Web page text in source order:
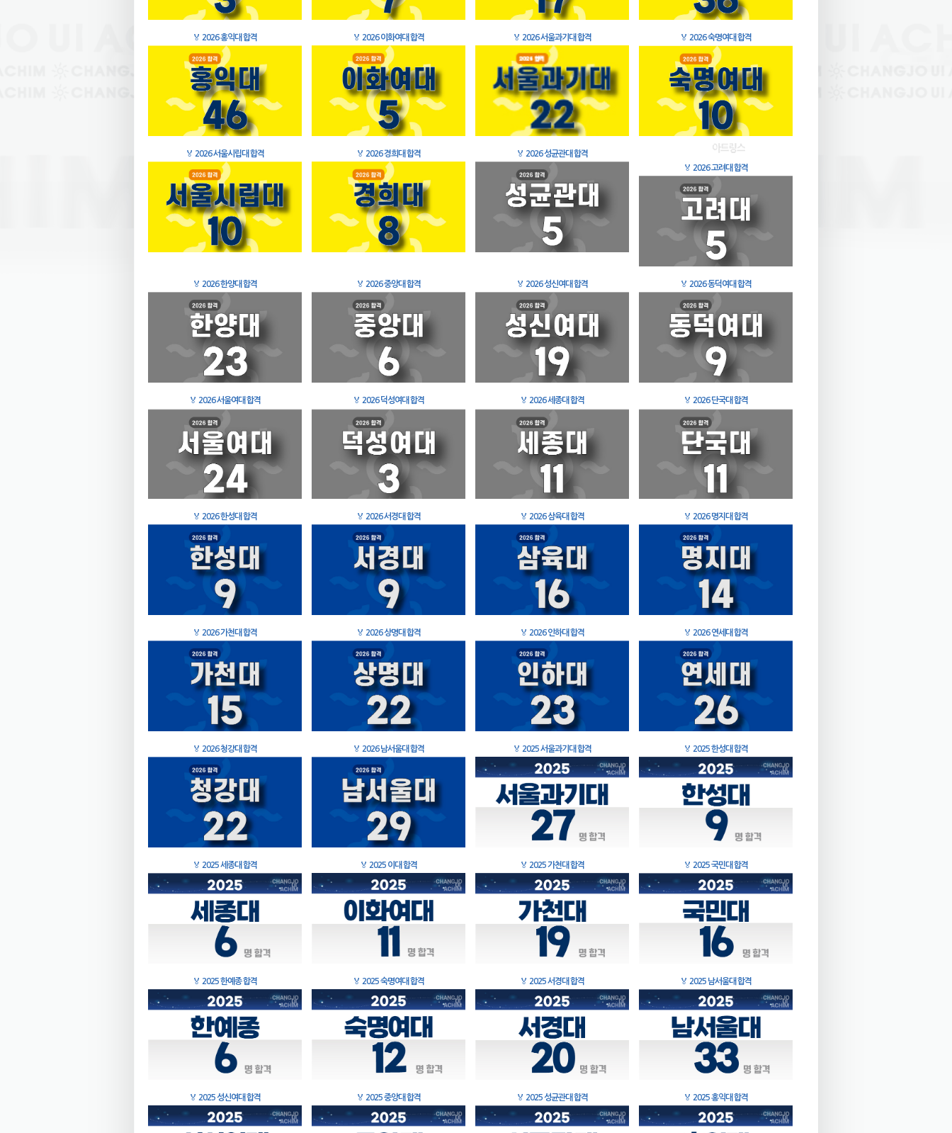
🏅 2026 홍익대 합격 🏅 2026 이화여대 합격 🏅 2026 서울과기대 합격 🏅 2026 숙명여대 합격
🏅 2026 서울시립대 합격 🏅 2026 경희대 합격 🏅 2026 성균관대 합격
🏅 2026 고려대 합격
🏅 2026 한양대 합격 🏅 2026 중앙대 합격 🏅 2026 성신여대 합격 🏅 2026 동덕여대 합격
🏅 2026 서울여대 합격 🏅 2026 덕성여대 합격 🏅 2026 세종대 합격 🏅 2026 단국대 합격
🏅 2026 한성대 합격 🏅 2026 서경대 합격 🏅 2026 삼육대 합격 🏅 2026 명지대 합격
🏅 2026 가천대 합격 🏅 2026 상명대 합격 🏅 2026 인하대 합격 🏅 2026 연세대 합격
🏅 2026 청강대 합격 🏅 2026 남서울대 합격 🏅 2025 서울과기대 합격 🏅 2025 한성대 합격
🏅 2025 세종대 합격 🏅 2025 이대 합격 🏅 2025 가천대 합격 🏅 2025 국민대 합격
🏅 2025 한예종 합격 🏅 2025 숙명여대 합격 🏅 2025 서경대 합격 🏅 2025 남서울대 합격
🏅 2025 성신여대 합격 🏅 2025 중앙대 합격 🏅 2025 성균관대 합격 🏅 2025 홍익대 합격